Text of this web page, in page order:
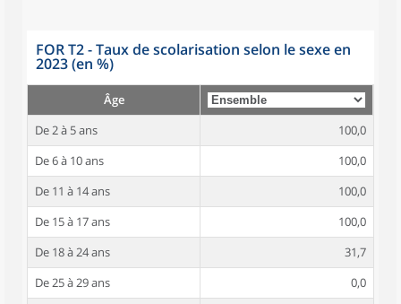
FOR T2 - Taux de scolarisation selon le sexe en
2023 (en %)
Âge
De 2 à 5 ans
100,0
De 6 à 10 ans
100,0
De 11 à 14 ans
100,0
De 15 à 17 ans
100,0
De 18 à 24 ans
31,7
De 25 à 29 ans
0,0